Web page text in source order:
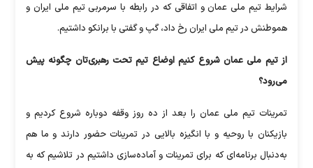
شرایط تیم ملی عمان و اتفاقی که در رابطه با سرمربی تیم ملی ایران و
هموطنش در تیم ملی ایران رخ داد، گپ و گفتی با برانکو داشتیم.
از تیم ملی عمان شروع کنیم اوضاع تیم تحت رهبری‌تان چگونه پیش
می‌رود؟
تمرینات تیم ملی عمان را بعد از ده روز وقفه دوباره شروع کردیم و
بازیکنان با روحیه و با انگیزه بالایی در تمرینات حضور دارند و ما هم
به‌دنبال برنامه‌ای که برای تمرینات و آماده‌سازی داشتیم در تلاشیم که به